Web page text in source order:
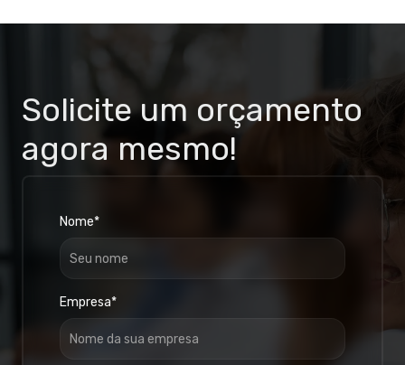
Solicite um orçamento
agora mesmo!
Nome*
Empresa*